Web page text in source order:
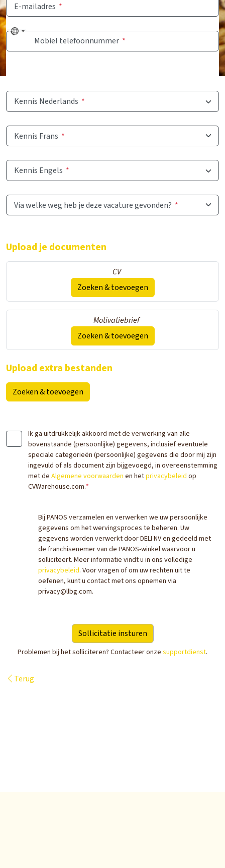
E-mailadres *
No
countryMobiel telefoonnummer *
Kennis Nederlands *
Kennis Frans *
Kennis Engels *
Via welke weg heb je deze vacature gevonden? *
Upload je documenten
CV
Zoeken & toevoegen
Motivatiebrief
Zoeken & toevoegen
Upload extra bestanden
Zoeken & toevoegen
Ik ga uitdrukkelijk akkoord met de verwerking van alle
bovenstaande (persoonlijke) gegevens, inclusief eventuele
speciale categorieën (persoonlijke) gegevens die door mij zijn
ingevuld of als document zijn bijgevoegd, in overeenstemming
met de Algemene voorwaarden en hetprivacybeleid op
CVWarehouse.com.*
Bij PANOS verzamelen en verwerken we uw persoonlijke
gegevens om het wervingsproces te beheren. Uw
gegevens worden verwerkt door DELI NV en gedeeld met
de franchisenemer van de PANOS-winkel waarvoor u
solliciteert. Meer informatie vindt u in ons volledige
privacybeleid. Voor vragen of om uw rechten uit te
oefenen, kunt u contact met ons opnemen via
privacy@llbg.com.
Problemen bij het solliciteren? Contacteer onze supportdienst.
Terug